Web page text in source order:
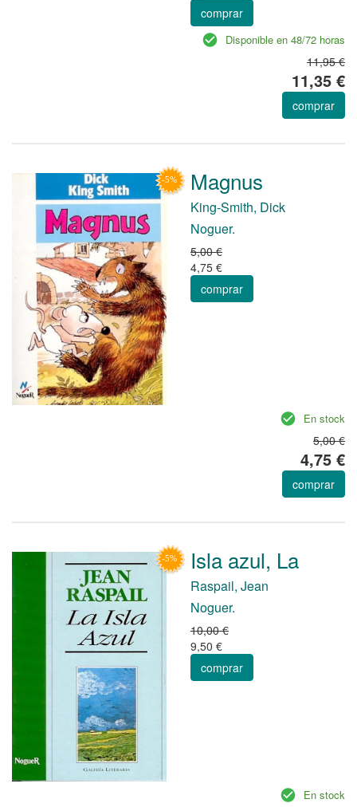
comprar
Disponible en 48/72 horas
11,95 €
11,35 €
comprar
Magnus
King-Smith, Dick
Noguer.
5,00 €
4,75 €
comprar
En stock
5,00 €
4,75 €
comprar
Isla azul, La
Raspail, Jean
Noguer.
10,00 €
9,50 €
comprar
En stock